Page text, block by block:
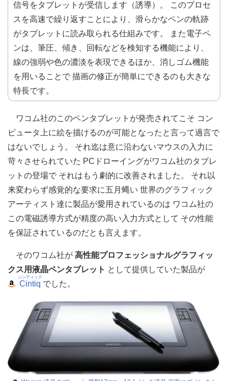
信号をタブレットが受信します（誘導）。 このプロセ
スを高速で繰り返すことにより、滑らかなペンの軌跡
がタブレットに読み取られる仕組みです。 また電子ペ
ンは、筆圧、傾き、回転などを検知する機能により、
線の強弱や色の濃淡を表現できるほか、消しゴム機能
を用いることで 描画の修正が簡単にできるのも大きな
特長です。
ワコム社のこのペンタブレットが発売されてこそ コン
ピュータ上に絵を描けるのが可能となったと言って過言で
はないでしょう。 それ迄は意に沿わないマウスの入力に
苛々させられていた PCドローイングがワコム社のタブレ
ットの登場で それはもう劇的に改善されました。 それ以
来変わらず感覚的な要求に五月蝿い 世界のグラフィック
アーティスト達に製品が愛用されているのは ワコム社の
この電磁誘導方式が精度の高い入力方式として その性能
を保証されているのだとも言えます。
そのワコム社が 高性能プロフェッショナルグラフィッ
クス用液晶ペンタブレット として提供していた製品が
Cintiq
シンティック
でした。